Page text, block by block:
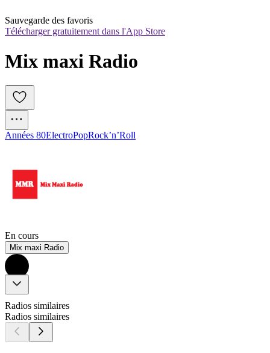
Sauvegarde des favoris
Télécharger gratuitement dans l'App Store
Mix maxi Radio
Années 80ElectroPopRock’n’Roll
En cours
Mix maxi Radio
Radios similaires
Radios similaires